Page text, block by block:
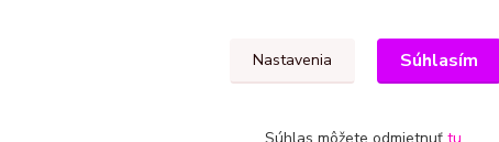
Nastavenia Súhlasím